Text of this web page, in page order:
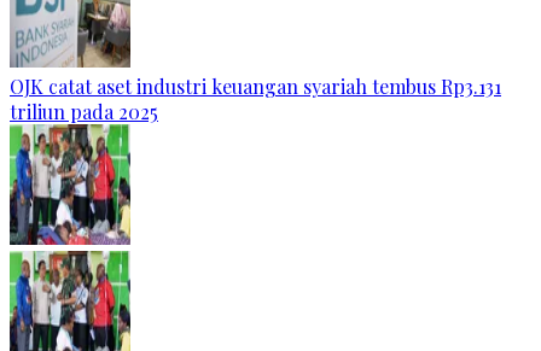
OJK catat aset industri keuangan syariah tembus Rp3.131
triliun pada 2025